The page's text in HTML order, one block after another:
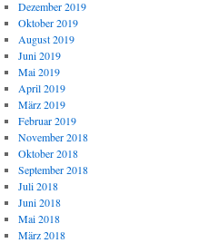
Dezember 2019
Oktober 2019
August 2019
Juni 2019
Mai 2019
April 2019
März 2019
Februar 2019
November 2018
Oktober 2018
September 2018
Juli 2018
Juni 2018
Mai 2018
März 2018